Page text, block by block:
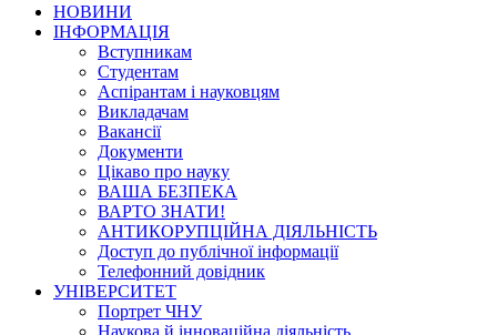
НОВИНИ
ІНФОРМАЦІЯ
Вступникам
Студентам
Аспірантам і науковцям
Викладачам
Вакансії
Документи
Цікаво про науку
ВАША БЕЗПЕКА
ВАРТО ЗНАТИ!
АНТИКОРУПЦІЙНА ДІЯЛЬНІСТЬ
Доступ до публічної інформації
Телефонний довідник
УНІВЕРСИТЕТ
Портрет ЧНУ
Наукова й інноваційна діяльність